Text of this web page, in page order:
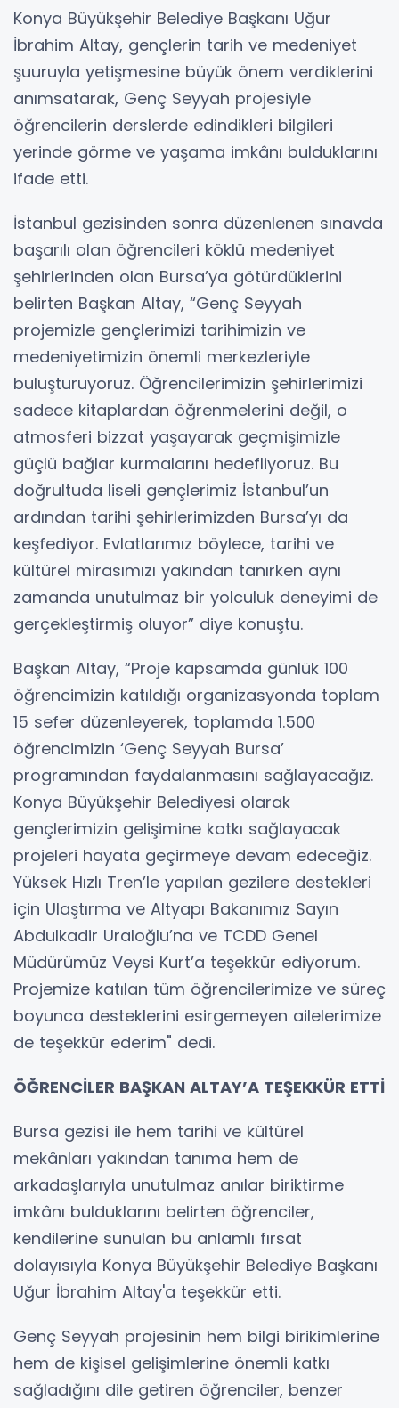
Konya Büyükşehir Belediye Başkanı Uğur
İbrahim Altay, gençlerin tarih ve medeniyet
şuuruyla yetişmesine büyük önem verdiklerini
anımsatarak, Genç Seyyah projesiyle
öğrencilerin derslerde edindikleri bilgileri
yerinde görme ve yaşama imkânı bulduklarını
ifade etti.
İstanbul gezisinden sonra düzenlenen sınavda
başarılı olan öğrencileri köklü medeniyet
şehirlerinden olan Bursa’ya götürdüklerini
belirten Başkan Altay, “Genç Seyyah
projemizle gençlerimizi tarihimizin ve
medeniyetimizin önemli merkezleriyle
buluşturuyoruz. Öğrencilerimizin şehirlerimizi
sadece kitaplardan öğrenmelerini değil, o
atmosferi bizzat yaşayarak geçmişimizle
güçlü bağlar kurmalarını hedefliyoruz. Bu
doğrultuda liseli gençlerimiz İstanbul’un
ardından tarihi şehirlerimizden Bursa’yı da
keşfediyor. Evlatlarımız böylece, tarihi ve
kültürel mirasımızı yakından tanırken aynı
zamanda unutulmaz bir yolculuk deneyimi de
gerçekleştirmiş oluyor” diye konuştu.
Başkan Altay, “Proje kapsamda günlük 100
öğrencimizin katıldığı organizasyonda toplam
15 sefer düzenleyerek, toplamda 1.500
öğrencimizin ‘Genç Seyyah Bursa’
programından faydalanmasını sağlayacağız.
Konya Büyükşehir Belediyesi olarak
gençlerimizin gelişimine katkı sağlayacak
projeleri hayata geçirmeye devam edeceğiz.
Yüksek Hızlı Tren’le yapılan gezilere destekleri
için Ulaştırma ve Altyapı Bakanımız Sayın
Abdulkadir Uraloğlu’na ve TCDD Genel
Müdürümüz Veysi Kurt’a teşekkür ediyorum.
Projemize katılan tüm öğrencilerimize ve süreç
boyunca desteklerini esirgemeyen ailelerimize
de teşekkür ederim" dedi.
ÖĞRENCİLER BAŞKAN ALTAY’A TEŞEKKÜR ETTİ
Bursa gezisi ile hem tarihi ve kültürel
mekânları yakından tanıma hem de
arkadaşlarıyla unutulmaz anılar biriktirme
imkânı bulduklarını belirten öğrenciler,
kendilerine sunulan bu anlamlı fırsat
dolayısıyla Konya Büyükşehir Belediye Başkanı
Uğur İbrahim Altay'a teşekkür etti.
Genç Seyyah projesinin hem bilgi birikimlerine
hem de kişisel gelişimlerine önemli katkı
sağladığını dile getiren öğrenciler, benzer